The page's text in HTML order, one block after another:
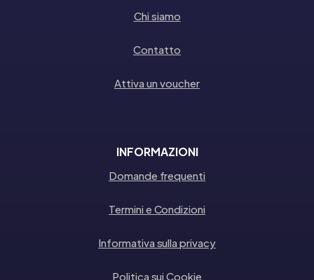
Chi siamo
Contatto
Attiva un voucher
INFORMAZIONI
Domande frequenti
Termini e Condizioni
Informativa sulla privacy
Politica sui Cookie